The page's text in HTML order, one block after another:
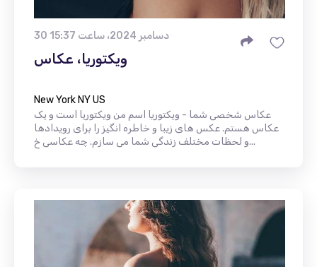
30 دسامبر 2024، ساعت 15:37
ویکتوریا، عکاس
New York NY US
عکاس شخصی شما - ویکتوریا اسم من ویکتوریا است و یک
عکاس هستم. عکس های زیبا و خاطره انگیز را برای رویدادها
و لحظات مختلف زندگی شما می سازم. چه عکاسی خ...